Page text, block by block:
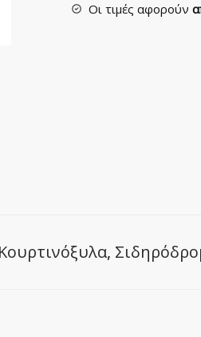
Οι τιμές αφορούν
Κουρτινόξυλα,